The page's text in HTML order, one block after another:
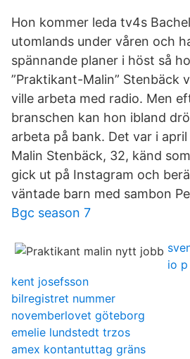
Hon kommer leda tv4s
utomlands under våren och
spännande planer i höst så
”Praktikant-Malin” Stenbäck
ville arbeta med radio. Men
branschen kan hon ibland
arbeta på bank. Det var i
Malin Stenbäck, 32, känd
gick ut på Instagram och
väntade barn med sambon
Bgc season 7
io p
kent josefsson
bilregistret nummer
novemberlovet göteborg
emelie lundstedt trzos
amex kontantuttag gräns